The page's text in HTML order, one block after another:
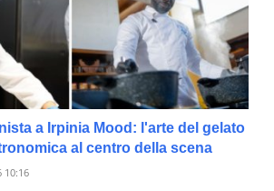
a Irpinia Mood: l'arte del gelato
al centro della scena
10:16